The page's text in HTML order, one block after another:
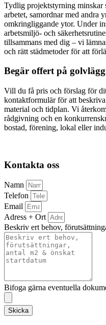
Tydlig projektstyrning minskar
arbetet, samordnar med andra
omkringliggande ytor. Under
arbetsmiljö- och
tillsammans med dig – vi
och rätt städmetoder för att
Begär offert på
Vill du få pris och förslag för
kontaktformulär för att
material och tidplan. Vi
rådgivning och en
bostad, förening, lokal eller
Kontakta oss
Namn
Telefon
Email
Adress + Ort
Beskriv ert behov,
Bifoga gärna eventuella
Skicka